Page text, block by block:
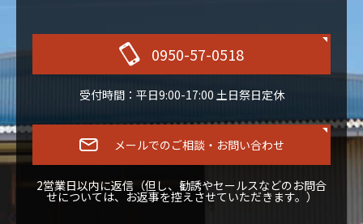
0950-57-0518
受付時間：平日9:00-17:00 土日祭日定休
メールでのご相談・お問い合わせ
2営業日以内に返信（但し、勧誘やセールスなどのお問合
せについては、お返事を控えさせていただきます。）